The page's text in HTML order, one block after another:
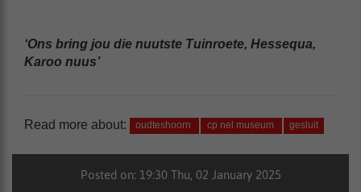
‘Ons bring jou die nuutste Tuinroete, Hessequa,
Karoo nuus’
Read more about: oudteshoorn cp nel museum gesluit
Posted on: 19:30 Thu, 02 January 2025